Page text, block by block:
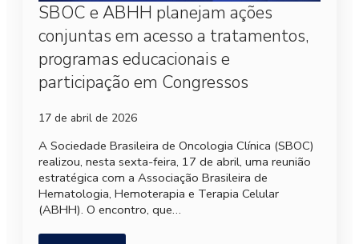
SBOC e ABHH planejam ações
conjuntas em acesso a tratamentos,
programas educacionais e
participação em Congressos
17 de abril de 2026
A Sociedade Brasileira de Oncologia Clínica (SBOC)
realizou, nesta sexta-feira, 17 de abril, uma reunião
estratégica com a Associação Brasileira de
Hematologia, Hemoterapia e Terapia Celular
(ABHH). O encontro, que…